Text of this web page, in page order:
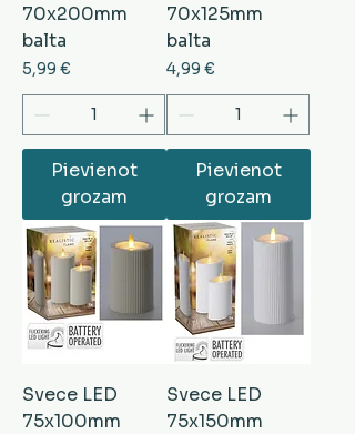
70x200mm
balta
Cena
5,99 €
Pievienot
grozam
70x125mm
balta
Cena
4,99 €
Pievienot
grozam
Svece LED
75x100mm
Svece LED
75x150mm